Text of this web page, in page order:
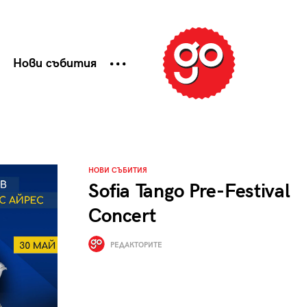
Нови събития
НОВИ СЪБИТИЯ
Sofia Tango Pre-Festival
Concert
РЕДАКТОРИТЕ